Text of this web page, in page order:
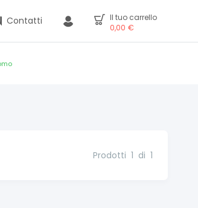
Contatti
Il tuo carrello
0,00 €
Prodotti 1 di 1